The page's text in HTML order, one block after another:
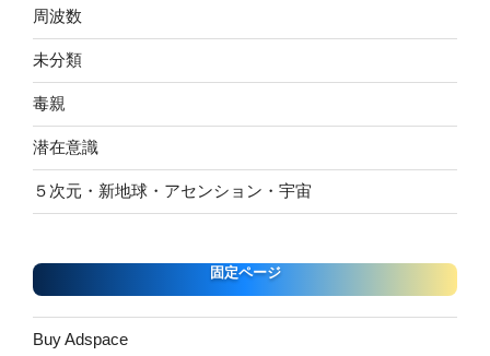
周波数
未分類
毒親
潜在意識
５次元・新地球・アセンション・宇宙
固定ページ
Buy Adspace